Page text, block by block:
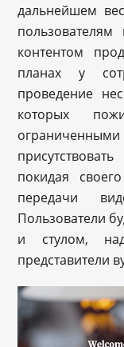
дальнейшем
контентом
планах у
проведение
которых
покидая
передачи
Пользователи
и стулом,
представители